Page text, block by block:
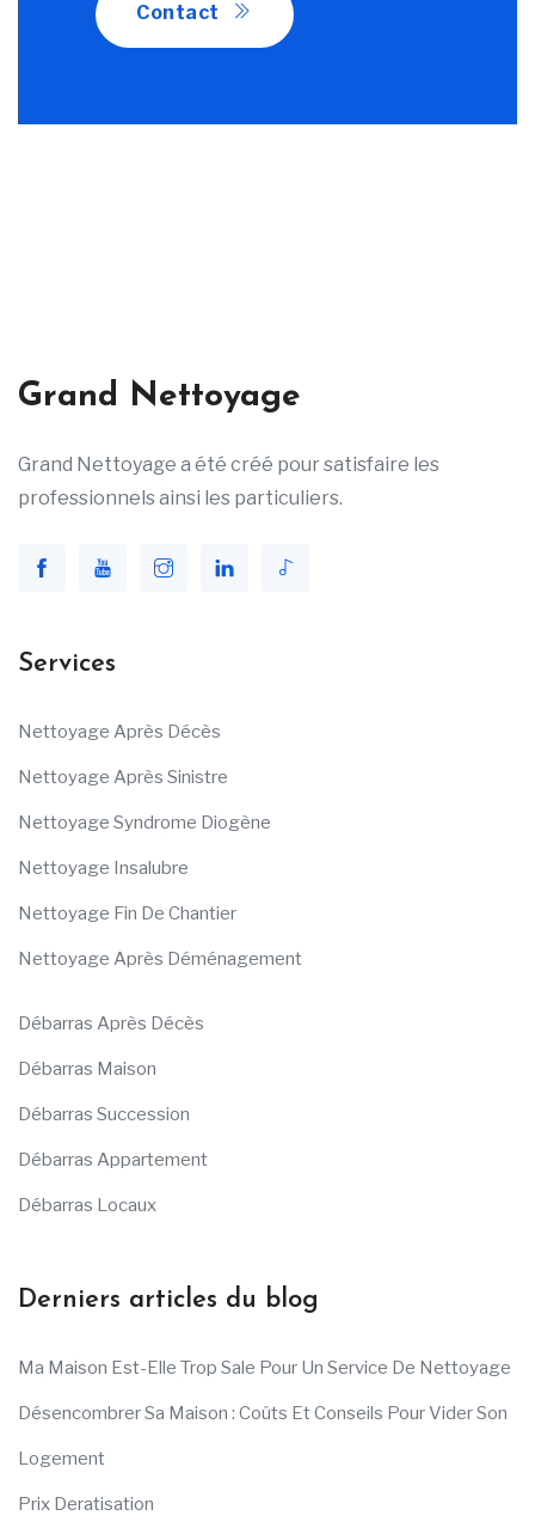
Contact
Grand Nettoyage
Grand Nettoyage a été créé pour satisfaire les
professionnels ainsi les particuliers.
Services
Nettoyage Après Décès
Nettoyage Après Sinistre
Nettoyage Syndrome Diogène
Nettoyage Insalubre
Nettoyage Fin De Chantier
Nettoyage Après Déménagement
Débarras Après Décès
Débarras Maison
Débarras Succession
Débarras Appartement
Débarras Locaux
Derniers articles du blog
Ma Maison Est-Elle Trop Sale Pour Un Service De Nettoyage
Désencombrer Sa Maison : Coûts Et Conseils Pour Vider Son
Logement
Prix Deratisation